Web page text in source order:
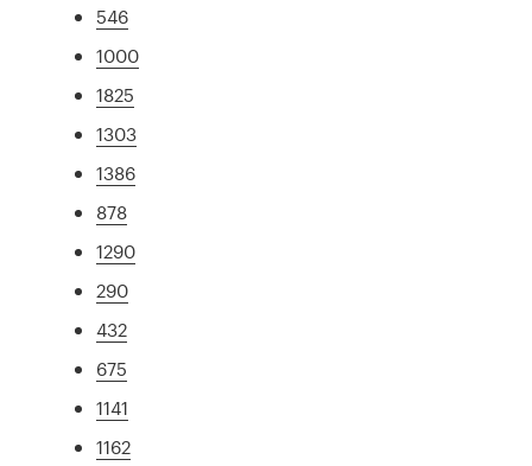
546
1000
1825
1303
1386
878
1290
290
432
675
1141
1162